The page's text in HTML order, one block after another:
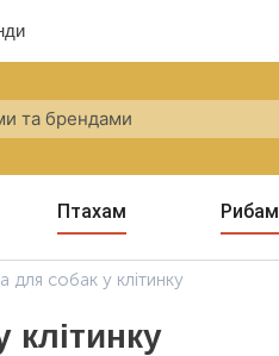
Птахам Рибам
для собак у клітинку